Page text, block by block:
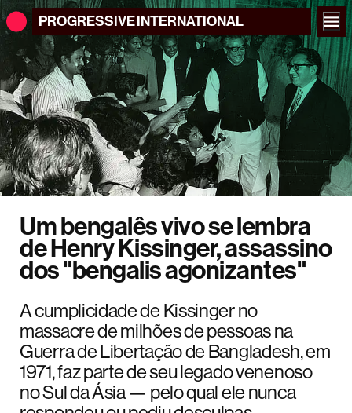
PROGRESSIVEINTERNATIONAL
Um bengalês vivo se lembra
de Henry Kissinger, assassino
dos "bengalis agonizantes"
A cumplicidade de Kissinger no
massacre de milhões de pessoas na
Guerra de Libertação de Bangladesh, em
1971, faz parte de seu legado venenoso
no Sul da Ásia — pelo qual ele nunca